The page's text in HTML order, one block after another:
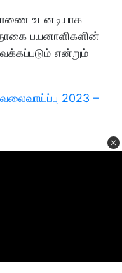
உடனடியாக
பயனாளிகளின்
என்றும்
2023 –